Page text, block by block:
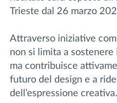
Trieste dal 26 marzo
Attraverso iniziative
non si limita a
ma contribuisce
futuro del design e a
dell’espressione creativa.